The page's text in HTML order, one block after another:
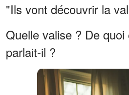
"Ils vont découvrir la
Quelle valise ? De
parlait-il ?